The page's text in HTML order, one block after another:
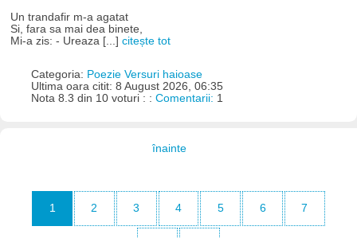
Un trandafir m-a agatat
Si, fara sa mai dea binete,
Mi-a zis: - Ureaza [...]citește tot
Categoria: Poezie Versuri haioase
Ultima oara citit: 8 August 2026, 06:35
Nota 8.3 din 10 voturi : : Comentarii: 1
înainte
1 2 3 4 5 6 7